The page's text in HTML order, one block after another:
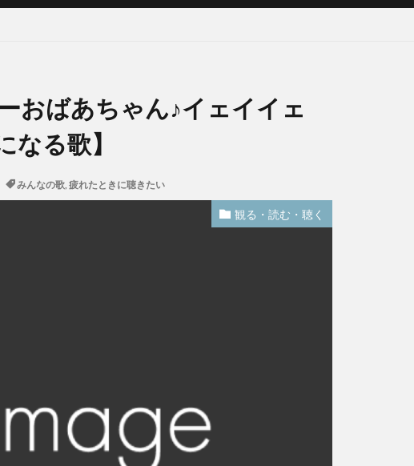
おばあちゃん♪イェイイェ
る歌】
みんなの歌, 疲れたときに聴きたい
観る・読む・聴く